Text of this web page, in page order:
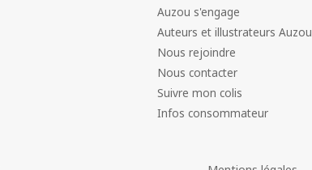
Auzou s'engage
Auteurs et illustrateurs Auzou
Nous rejoindre
Nous contacter
Suivre mon colis
Infos consommateur